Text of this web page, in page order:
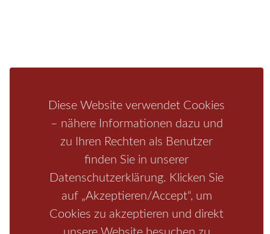
Diese Website verwendet Cookies
– nähere Informationen dazu und
zu Ihren Rechten als Benutzer
finden Sie in unserer
Datenschutzerklärung. Klicken Sie
auf „Akzeptieren/Accept“, um
Cookies zu akzeptieren und direkt
Hohnstein Königstein Kirnitzschtal Wellness
Mediathek